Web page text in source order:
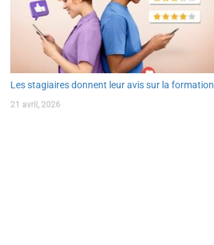
Les stagiaires donnent leur avis sur la formation
21 avril, 2026